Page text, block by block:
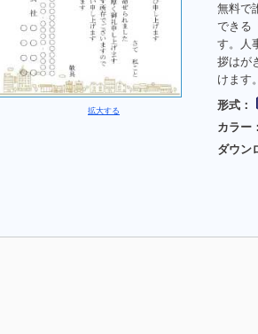
拡大する
無料で
できる
す。人
拶はが
けます。
形式：
カラー：
ダウン